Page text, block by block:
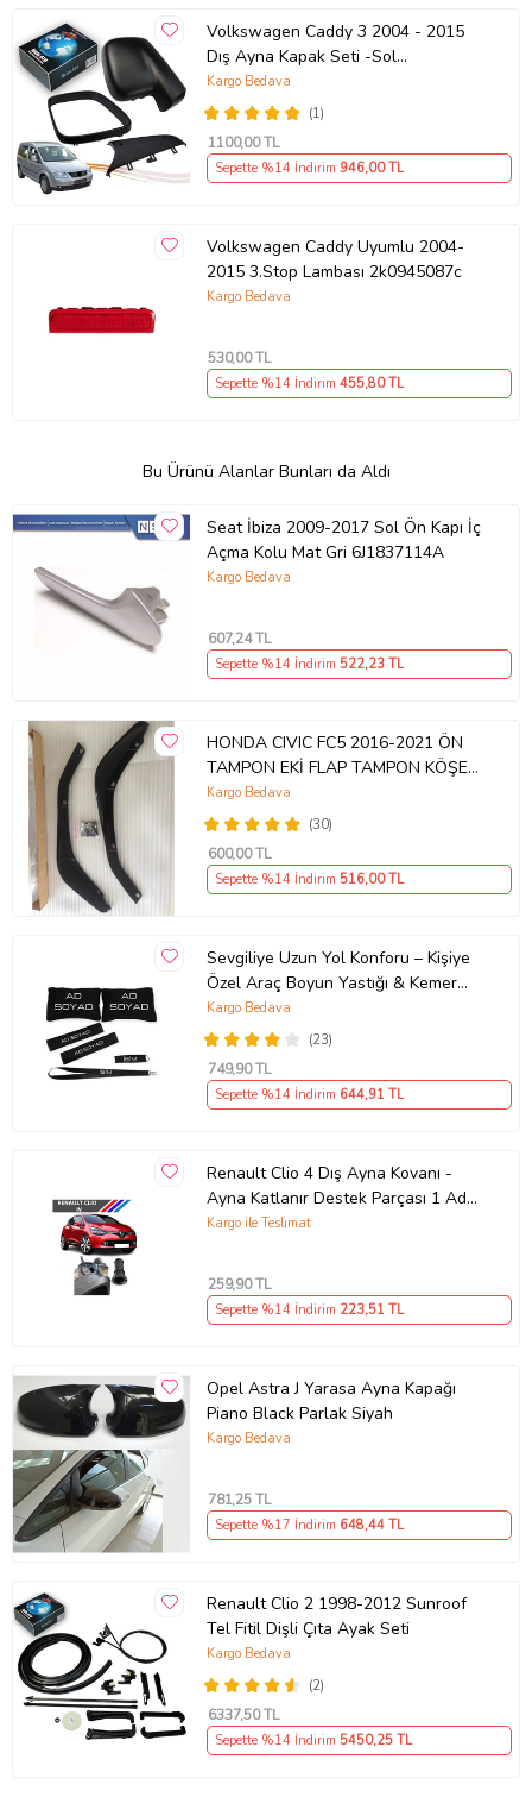
Volkswagen Caddy 3 2004 - 2015
Dış Ayna Kapak Seti -Sol
7E18575289 B9
(1)
Kargo Bedava
1100,00 TL
Sepette %14 İndirim 946,00 TL
Volkswagen Caddy Uyumlu 2004-
2015 3.Stop Lambası 2k0945087c
Kargo Bedava
530,00 TL
Sepette %14 İndirim 455,80 TL
Bu Ürünü Alanlar Bunları da Aldı
Seat İbiza 2009-2017 Sol Ön Kapı İç
Açma Kolu Mat Gri 6J1837114A
Kargo Bedava
607,24 TL
Sepette %14 İndirim 522,23 TL
HONDA CIVIC FC5 2016-2021 ÖN
TAMPON EKİ FLAP TAMPON KÖŞESİ
TAKIM SAĞ SOL KAMPANYA ŞOKK
FİYAT OEM
(30)
Kargo Bedava
600,00 TL
Sepette %14 İndirim 516,00 TL
Sevgiliye Uzun Yol Konforu – Kişiye
Özel Araç Boyun Yastığı & Kemer
Pedi Hediye Seti
(23)
Kargo Bedava
749,90 TL
Sepette %14 İndirim 644,91 TL
Renault Clio 4 Dış Ayna Kovanı -
Ayna Katlanır Destek Parçası 1 Adet
490307706 M3625
Kargo ile Teslimat
259,90 TL
Sepette %14 İndirim 223,51 TL
Opel Astra J Yarasa Ayna Kapağı
Piano Black Parlak Siyah
Kargo Bedava
781,25 TL
Sepette %17 İndirim 648,44 TL
Renault Clio 2 1998-2012 Sunroof
Tel Fitil Dişli Çıta Ayak Seti
(2)
Kargo Bedava
6337,50 TL
Sepette %14 İndirim 5450,25 TL